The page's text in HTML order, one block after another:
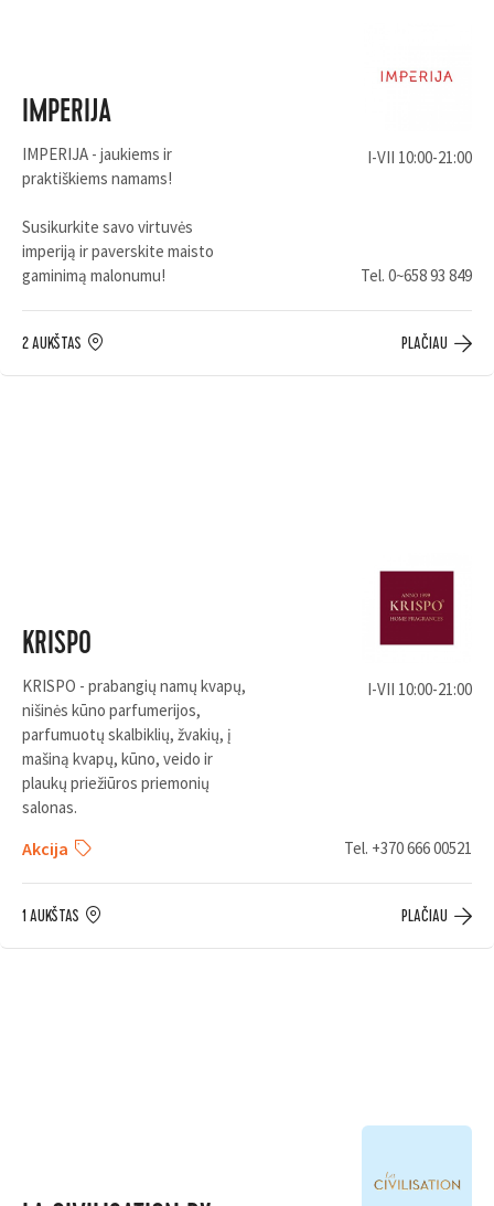
IMPERIJA
IMPERIJA - jaukiems ir
praktiškiems namams!
Susikurkite savo virtuvės
imperiją ir paverskite maisto
gaminimą malonumu!
I-VII 10:00-21:00
Tel. 0~658 93 849
2 AUKŠTAS PLAČIAU
KRISPO
KRISPO - prabangių namų kvapų,
nišinės kūno parfumerijos,
parfumuotų skalbiklių, žvakių, į
mašiną kvapų, kūno, veido ir
plaukų priežiūros priemonių
salonas.
Akcija
I-VII 10:00-21:00
Tel. +370 666 00521
1 AUKŠTAS PLAČIAU